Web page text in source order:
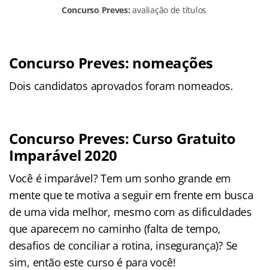
Concurso Preves: avaliação de títulos
Concurso Preves: nomeações
Dois candidatos aprovados foram nomeados.
Concurso Preves: Curso Gratuito
Imparável 2020
Você é imparável? Tem um sonho grande em
mente que te motiva a seguir em frente em busca
de uma vida melhor, mesmo com as dificuldades
que aparecem no caminho (falta de tempo,
desafios de conciliar a rotina, insegurança)? Se
sim, então este curso é para você!